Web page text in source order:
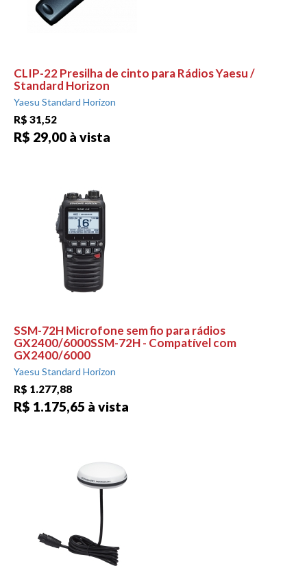
CLIP-22 Presilha de cinto para Rádios Yaesu /
Standard Horizon
Yaesu Standard Horizon
R$ 31,52
R$ 29,00 à vista
SSM-72H Microfone sem fio para rádios
GX2400/6000SSM-72H - Compatível com
GX2400/6000
Yaesu Standard Horizon
R$ 1.277,88
R$ 1.175,65 à vista